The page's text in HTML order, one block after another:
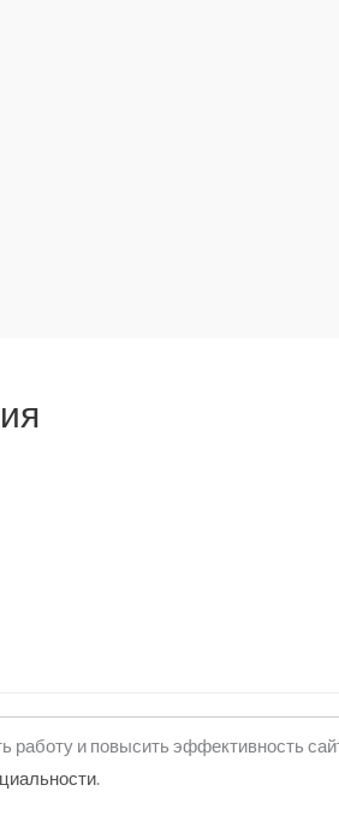
и повысить эффективность
.